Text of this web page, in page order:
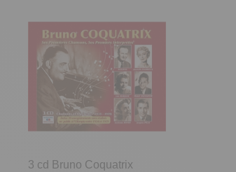
3 cd Bruno Coquatrix